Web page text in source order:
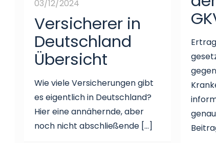
03/12/2024
Versicherer in
Deutschland
Übersicht
Wie viele Versicherungen gibt
es eigentlich in Deutschland?
Hier eine annähernde, aber
noch nicht abschließende […]